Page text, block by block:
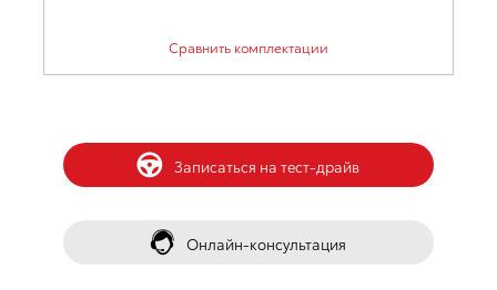
Сравнить комплектации
󰀀 Записаться на тест-драйв
󰀁 Онлайн-консультация